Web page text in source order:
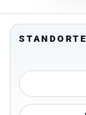
STANDORTE